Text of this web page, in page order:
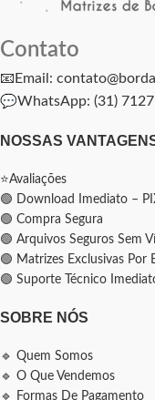
Contato
📧Email:
💬WhatsApp: (31)
NOSSAS
⭐Avaliações
🟢 Download Imediato –
🟢 Compra Segura
🟢 Arquivos Seguros Sem
🟢 Matrizes Exclusivas Por
🟢 Suporte Técnico
SOBRE NÓS
🔹 Quem Somos
🔹 O Que Vendemos
🔹 Formas De Pagamento